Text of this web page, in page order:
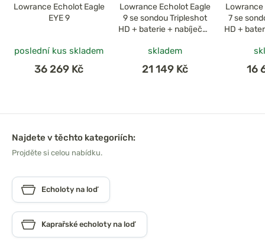
Lowrance Echolot Eagle
EYE 9
poslední kus skladem
36 269 Kč
Lowrance Echolot Eagle
9 se sondou Tripleshot
HD + baterie + nabíječka
skladem
21 149 Kč
Lowrance
7 se
HD +
16
Najdete v těchto kategoriích:
Projděte si celou nabídku.
Echoloty na loď
Kaprařské echoloty na loď